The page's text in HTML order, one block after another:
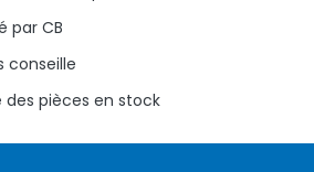
par CB
conseille
des pièces en stock